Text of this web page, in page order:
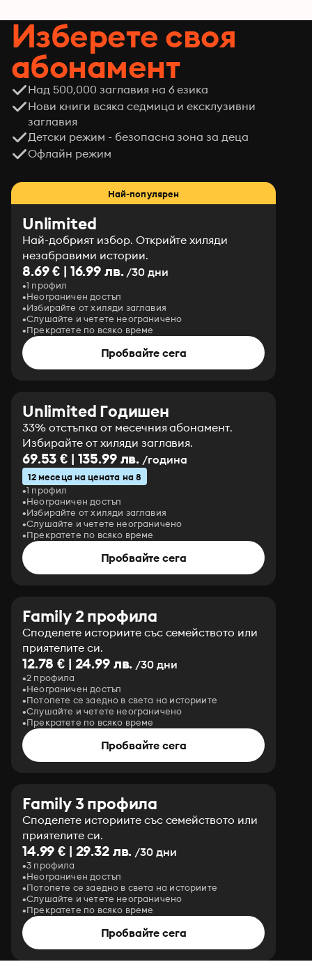
Изберете своя
абонамент
Над 500,000 заглавия на 6 езика
Нови книги всяка седмица и ексклузивни
заглавия
Детски режим - безопасна зона за деца
Офлайн режим
Най-популярен
Unlimited
Най-добрият избор. Открийте хиляди
незабравими истории.
8.69 € | 16.99 лв./30 дни
1 профил
Неограничен достъп
Избирайте от хиляди заглавия
Слушайте и четете неограничено
Прекратете по всяко време
Пробвайте сега
Unlimited Годишен
33% отстъпка от месечния абонамент.
Избирайте от хиляди заглавия.
69.53 € | 135.99 лв. /година
12 месеца на цената на 8
1 профил
Неограничен достъп
Избирайте от хиляди заглавия
Слушайте и четете неограничено
Прекратете по всяко време
Пробвайте сега
Family 2 профила
Споделете историите със семейството или
приятелите си.
12.78 € | 24.99 лв. /30 дни
2 профила
Неограничен достъп
Потопете се заедно в света на историите
Слушайте и четете неограничено
Прекратете по всяко време
Пробвайте сега
Family 3 профила
Споделете историите със семейството или
приятелите си.
14.99 € | 29.32 лв. /30 дни
3 профила
Неограничен достъп
Потопете се заедно в света на историите
Слушайте и четете неограничено
Прекратете по всяко време
Пробвайте сега